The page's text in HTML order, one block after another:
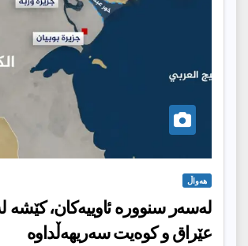
هەواڵ
لەسەر سنوورە ئاوییەكان، كێشە
عێراق و كوەیت سەریهەڵداوە